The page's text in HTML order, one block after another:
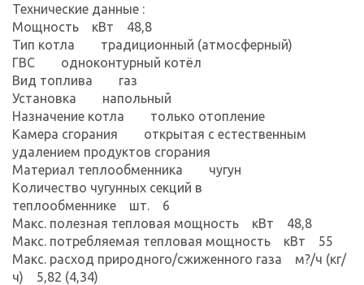
Технические данные :
Мощность кВт 48,8
Тип котла традиционный (атмосферный)
ГВС одноконтурный котёл
Вид топлива газ
Установка напольный
Назначение котла только отопление
Камера сгорания открытая с естественным
удалением продуктов сгорания
Материал теплообменника чугун
Количество чугунных секций в
теплообменнике шт. 6
Макс. полезная тепловая мощность кВт 48,8
Макс. потребляемая тепловая мощность кВт 55
Макс. расход природного/сжиженного газа м?/ч (кг/
ч) 5,82 (4,34)